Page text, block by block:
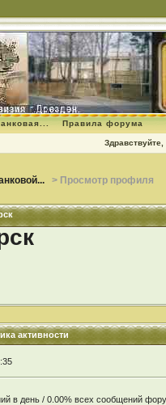
Правила форума
Здравствуйте,
> Просмотр профиля
активности
в день / 0.00% всех сообщений